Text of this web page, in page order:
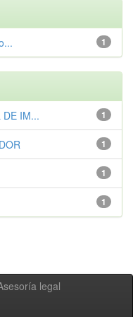
1
1
DE IM...
1
1
1
legal